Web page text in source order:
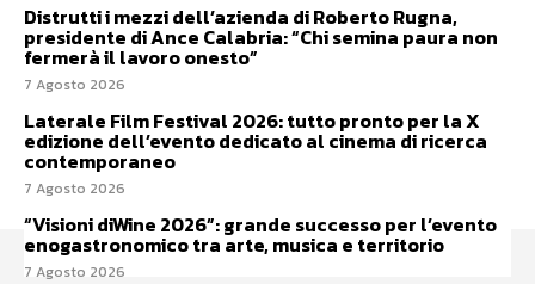
Distrutti i mezzi dell’azienda di Roberto Rugna,
presidente di Ance Calabria: “Chi semina paura non
fermerà il lavoro onesto”
7 Agosto 2026
Laterale Film Festival 2026: tutto pronto per la X
edizione dell’evento dedicato al cinema di ricerca
contemporaneo
7 Agosto 2026
“Visioni diWine 2026”: grande successo per l’evento
enogastronomico tra arte, musica e territorio
7 Agosto 2026